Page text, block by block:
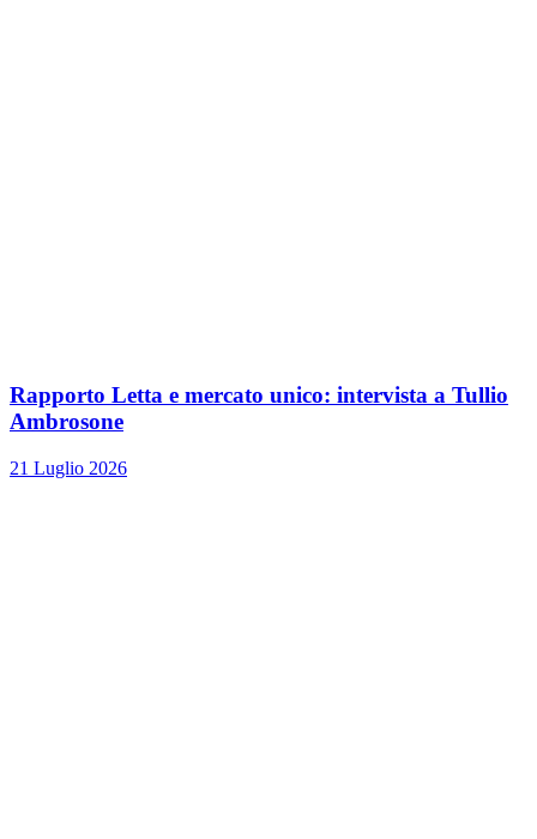
Rapporto Letta e mercato unico: intervista a Tullio
Ambrosone
21 Luglio 2026